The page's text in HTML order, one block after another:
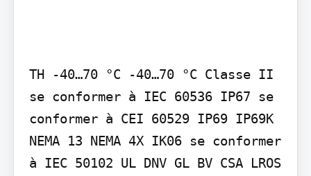
TH -40…70 °C -40…70 °C Classe II
se conformer à IEC 60536 IP67 se
conformer à CEI 60529 IP69 IP69K
NEMA 13 NEMA 4X IK06 se conformer
à IEC 50102 UL DNV GL BV CSA LROS